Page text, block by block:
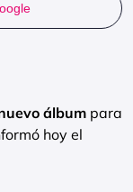
álbum para
hoy el